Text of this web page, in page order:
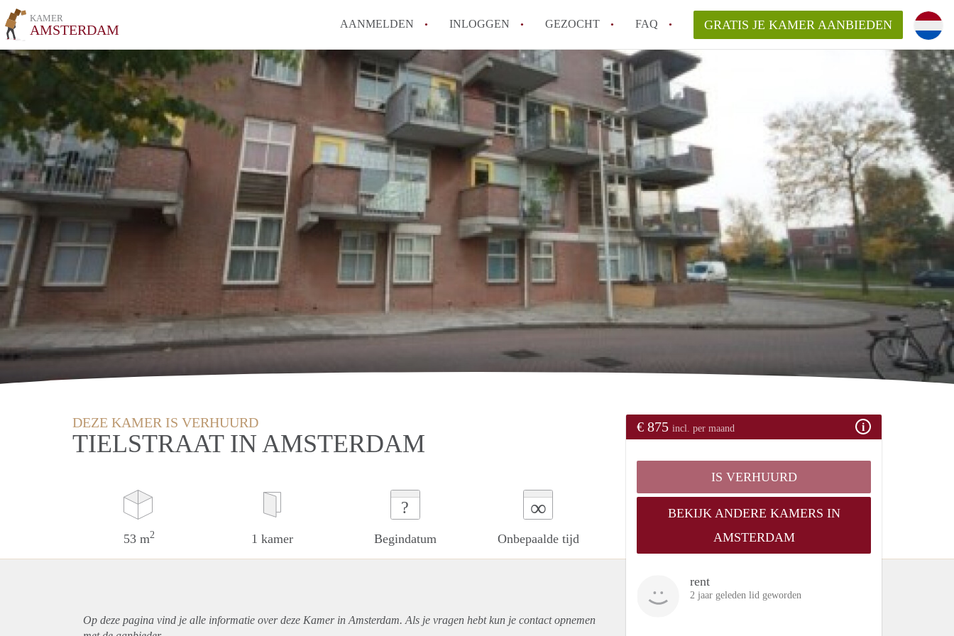
KAMER
AMSTERDAM AANMELDEN INLOGGEN GEZOCHT FAQ
Wat is het puntensysteem voor een onzelfstandige woonruimte (kamer) in
Amsterdam?
Wat zijn de opzegtermijnen bij een kamer in Amsterdam?
Wat zijn de populairste zoektermen voor een kamer in Amsterdam en wat
betekent dit voor jou als zoeker?
Wat is een studentenkamer in Amsterdam?
Waarom geen bemiddelingskosten voor de huurder?
Alle veelgestelde vragen
GRATIS JE KAMER AANBIEDEN
DEZE KAMER IS VERHUURD
TIELSTRAAT IN AMSTERDAM
53 m2 1 kamer
?
Begindatum
∞
Onbepaalde tijd
€ 875 incl. per maand
IS VERHUURD
BEKIJK ANDERE KAMERS IN
AMSTERDAM
rent
2 jaar geleden lid geworden
Op deze pagina vind je alle informatie over deze Kamer in Amsterdam. Als je vragen hebt kun je contact opnemen